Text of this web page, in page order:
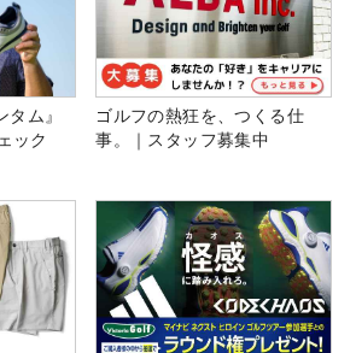
ム』
ック
ゴルフの熱狂を、つくる仕
事。｜スタッフ募集中